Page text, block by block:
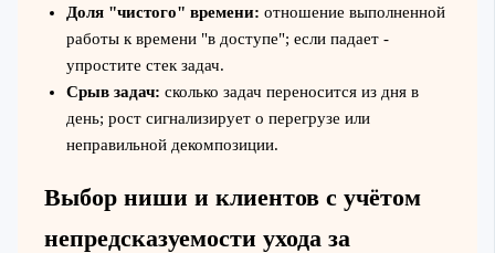
Доля "чистого" времени: отношение выполненной
работы к времени "в доступе"; если падает -
упростите стек задач.
Срыв задач: сколько задач переносится из дня в
день; рост сигнализирует о перегрузе или
неправильной декомпозиции.
Выбор ниши и клиентов с учётом
непредсказуемости ухода за